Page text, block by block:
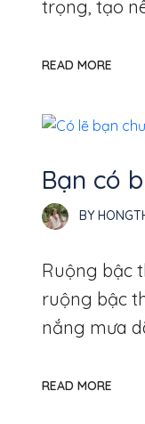
trọng, tạo
READ MORE
Bạn có
BY
Ruộng bậc
ruộng bậc
nắng mưa
READ MORE